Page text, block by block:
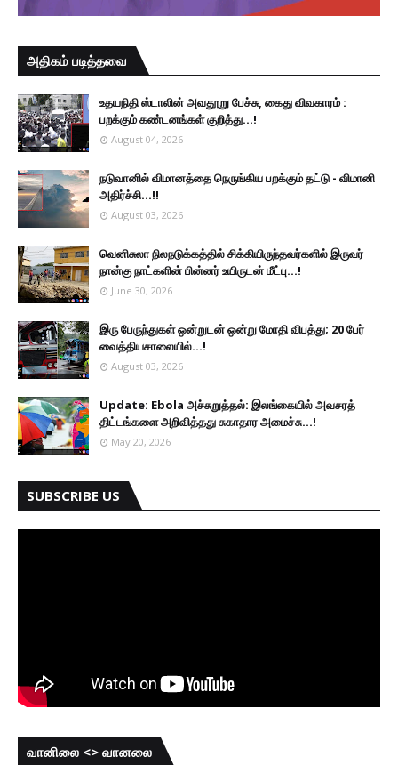
அதிகம் படித்தவை
உதயநிதி ஸ்டாலின் அவதூறு பேச்சு, கைது விவகாரம் :
பறக்கும் கண்டனங்கள் குறித்து...!
August 04, 2026
நடுவானில் விமானத்தை நெருங்கிய பறக்கும் தட்டு - விமானி
அதிர்ச்சி...!!
August 03, 2026
வெனிசுலா நிலநடுக்கத்தில் சிக்கியிருந்தவர்களில் இருவர்
நான்கு நாட்களின் பின்னர் உயிருடன் மீட்பு...!
June 30, 2026
இரு ப‍ேருந்துகள் ஒன்றுடன் ஒன்று மோதி விபத்து; 20 பேர்
வைத்தியசாலையில்...!
August 03, 2026
Update: Ebola அச்சுறுத்தல்: இலங்கையில் அவசரத்
திட்டங்களை அறிவித்தது சுகாதார அமைச்சு...!
May 20, 2026
SUBSCRIBE US
வானிலை <> வானலை